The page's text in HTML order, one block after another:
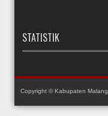
STATISTIK
Copyright ©Kabupaten Malang